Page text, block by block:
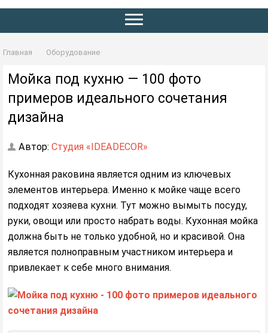
Главная Оборудование
Мойка под кухню — 100 фото
примеров идеального сочетания
дизайна
Автор: Студия «IDEADECOR»
Кухонная раковина является одним из ключевых
элементов интерьера. Именно к мойке чаще всего
подходят хозяева кухни. Тут можно вымыть посуду,
руки, овощи или просто набрать воды. Кухонная мойка
должна быть не только удобной, но и красивой. Она
является полноправным участником интерьера и
привлекает к себе много внимания.